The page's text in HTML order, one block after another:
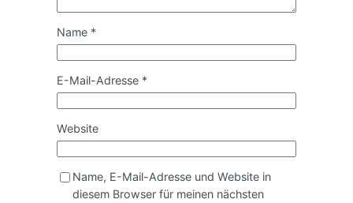
Name *
E-Mail-Adresse *
Website
Name, E-Mail-Adresse und Website in
diesem Browser für meinen nächsten